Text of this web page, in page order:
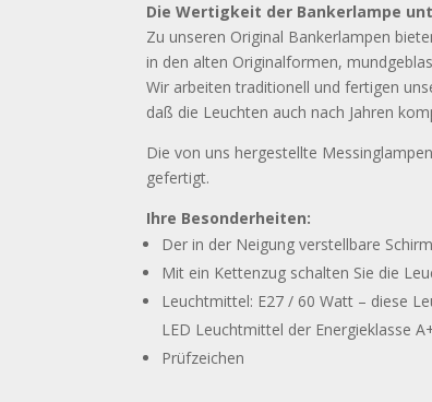
Die Wertigkeit der Bankerlampe
Zu unseren Original Bankerlampen
in den alten Originalformen,
Wir arbeiten traditionell und fertigen
daß die Leuchten auch nach Jahren
Die von uns hergestellte
gefertigt.
Ihre Besonderheiten:
Der in der Neigung verstellbare
Mit ein Kettenzug schalten Sie die
Leuchtmittel: E27 / 60 Watt – diese
LED Leuchtmittel der Energieklasse
Prüfzeichen